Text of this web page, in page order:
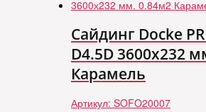
Сайдинг Docke
D4.5D 3600х232
Карамель
Артикул: SOFO20007